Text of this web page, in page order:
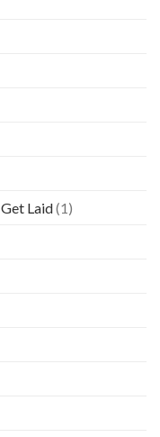
Laid(1)